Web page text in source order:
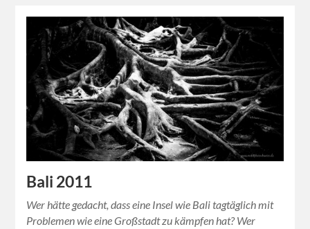
Bali 2011
Wer hätte gedacht, dass eine Insel wie Bali tagtäglich mit
Problemen wie eine Großstadt zu kämpfen hat? Wer